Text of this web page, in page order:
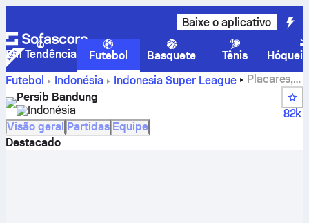
Baixe o aplicativo
Em Tendência Futebol Basquete Tênis
Hóquei
Futebol
Indonésia Indonesia Super League
Placares,
jogos, classificação e estatísticas de jogadores do Persib
Bandung
Persib Bandung
Indonésia
82k
Visão geral Partidas Equipe
Destacado